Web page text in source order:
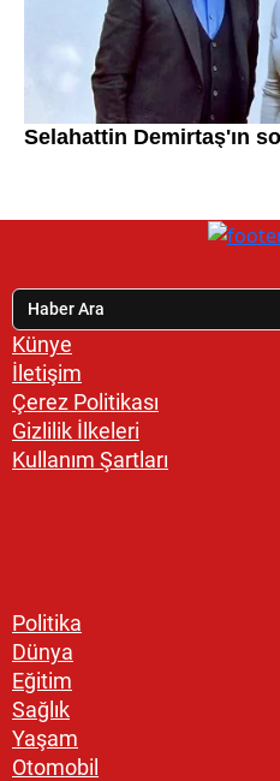
Künye
İletişim
Çerez Politikası
Gizlilik İlkeleri
Kullanım Şartları
Politika
Dünya
Eğitim
Sağlık
Yaşam
Otomobil